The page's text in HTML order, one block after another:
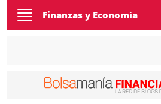
Toggle
navigation
Finanzas y Economía